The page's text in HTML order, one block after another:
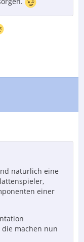
natürlich eine
einer
machen nun